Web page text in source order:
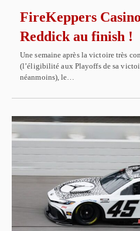
FireKeppers
Reddick au finish !
Une semaine après la victoire très
(l’éligibilité aux Playoffs de sa
néanmoins), le…